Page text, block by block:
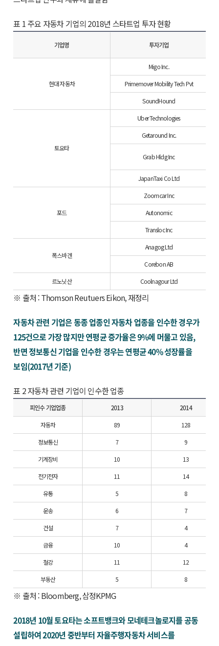
표 1 주요 자동차 기업의 2018년 스타트업 투자 현황
기업명 투자기업
현대 자동차
Migo Inc.
Primemover Mobility Tech Pvt
SoundHound
토요타
Uber Technologies
Getaround Inc.
Grab Hldg Inc
JapanTaxi Co Ltd
포드
Zoomcar Inc
Autonomic
Transloc Inc
폭스바겐
Anagog Ltd
Corebon AB
르노닛산 Coolnagour Ltd
※ 출처 : Thomson Reutuers Eikon, 재정리
자동차 관련 기업은 동종 업종인 자동차 업종을 인수한 경우가
125건으로 가장 많지만 연평균 증가율은 9%에 머물고 있음,
반면 정보통신 기업을 인수한 경우는 연평균 40% 성장률을
보임(2017년 기준)
표 2 자동차 관련 기업이 인수한 업종
피인수 기업업종 2013 2014
자동차 89 128
정보통신 7 9
기계장비 10 13
전기전자 11 14
유통 5 8
운송 6 7
건설 7 4
금융 10 4
철강 11 12
부동산 5 8
※ 출처 : Bloomberg, 삼정KPMG
2018년 10월 토요타는 소프트뱅크와 모네테크놀로지를 공동
설립하여 2020년 중반부터 자율주행자동차 서비스를